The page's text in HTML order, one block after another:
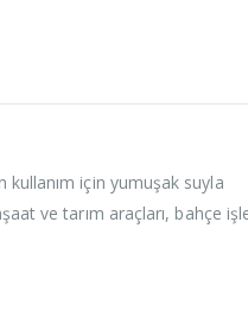
için yumuşak suyla
ve tarım araçları, bahçe